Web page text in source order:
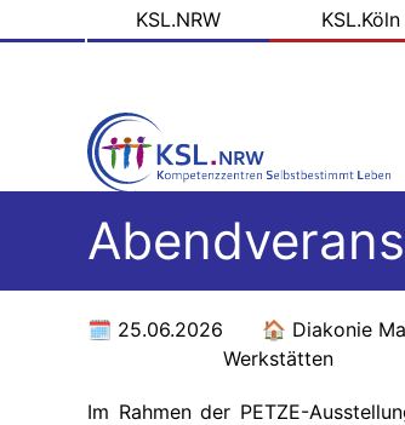
zum
KSLKSL.NRW KSL.Köln
25.06.2026
Diakonie
Werkstätten
Im Rahmen der PETZE-